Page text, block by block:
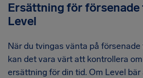
Ersättning för försenade
Level
När du tvingas vänta på
kan det vara värt att kontrollera
ersättning för din tid. Om Level